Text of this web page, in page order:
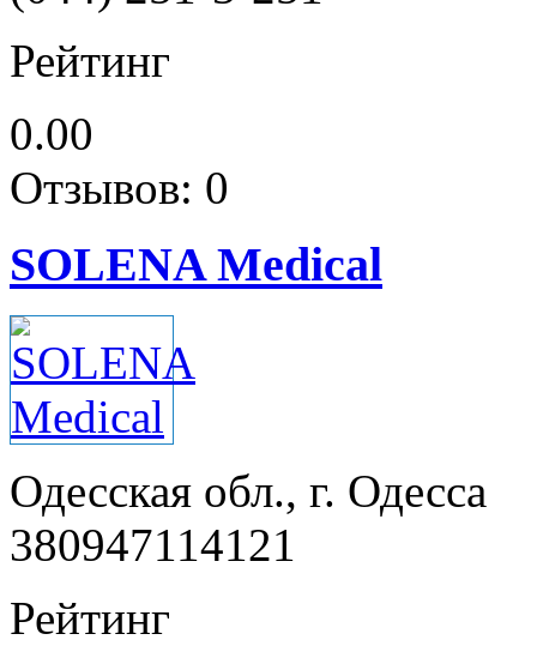
Рейтинг
0.00
Отзывов: 0
SOLENA Medical
Одесская обл., г. Одесса
380947114121
Рейтинг